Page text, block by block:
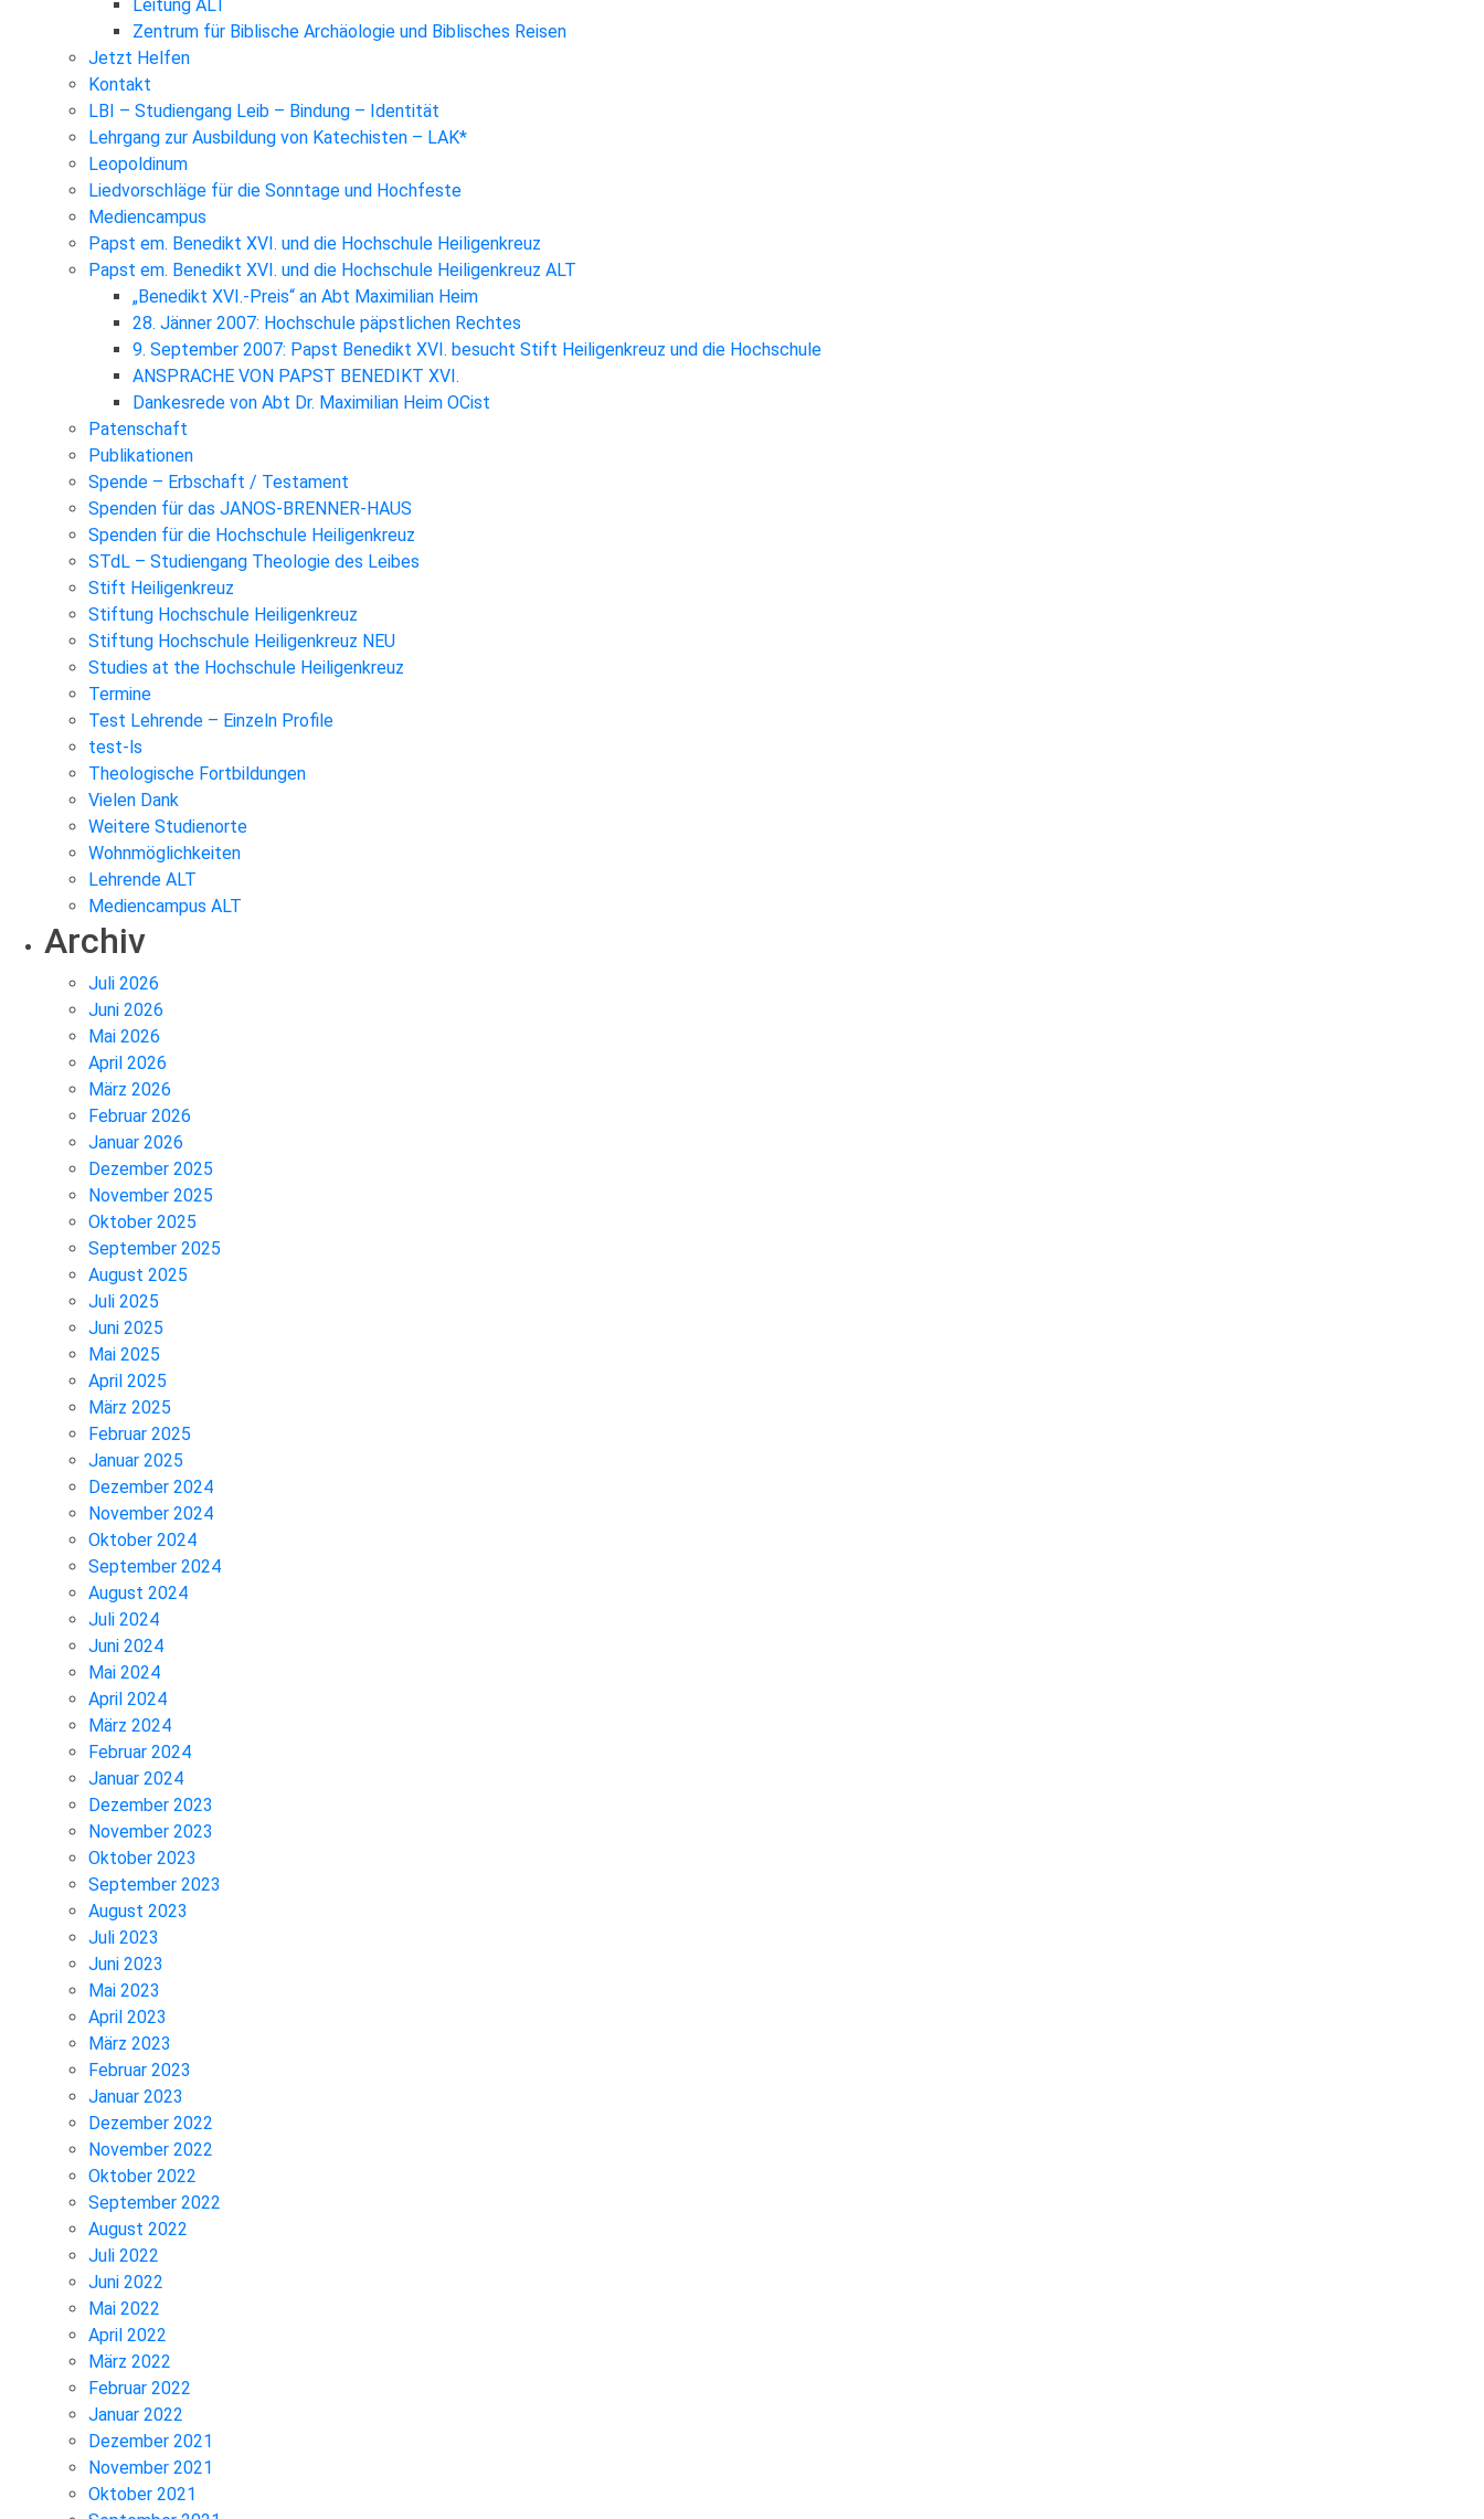
Leitung ALT
Zentrum für Biblische Archäologie und Biblisches Reisen
Jetzt Helfen
Kontakt
LBI – Studiengang Leib – Bindung – Identität
Lehrgang zur Ausbildung von Katechisten – LAK*
Leopoldinum
Liedvorschläge für die Sonntage und Hochfeste
Mediencampus
Papst em. Benedikt XVI. und die Hochschule Heiligenkreuz
Papst em. Benedikt XVI. und die Hochschule Heiligenkreuz ALT
„Benedikt XVI.-Preis“ an Abt Maximilian Heim
28. Jänner 2007: Hochschule päpstlichen Rechtes
9. September 2007: Papst Benedikt XVI. besucht Stift Heiligenkreuz und die Hochschule
ANSPRACHE VON PAPST BENEDIKT XVI.
Dankesrede von Abt Dr. Maximilian Heim OCist
Patenschaft
Publikationen
Spende – Erbschaft / Testament
Spenden für das JANOS-BRENNER-HAUS
Spenden für die Hochschule Heiligenkreuz
STdL – Studiengang Theologie des Leibes
Stift Heiligenkreuz
Stiftung Hochschule Heiligenkreuz
Stiftung Hochschule Heiligenkreuz NEU
Studies at the Hochschule Heiligenkreuz
Termine
Test Lehrende – Einzeln Profile
test-ls
Theologische Fortbildungen
Vielen Dank
Weitere Studienorte
Wohnmöglichkeiten
Lehrende ALT
Mediencampus ALT
Archiv
Juli 2026
Juni 2026
Mai 2026
April 2026
März 2026
Februar 2026
Januar 2026
Dezember 2025
November 2025
Oktober 2025
September 2025
August 2025
Juli 2025
Juni 2025
Mai 2025
April 2025
März 2025
Februar 2025
Januar 2025
Dezember 2024
November 2024
Oktober 2024
September 2024
August 2024
Juli 2024
Juni 2024
Mai 2024
April 2024
März 2024
Februar 2024
Januar 2024
Dezember 2023
November 2023
Oktober 2023
September 2023
August 2023
Juli 2023
Juni 2023
Mai 2023
April 2023
März 2023
Februar 2023
Januar 2023
Dezember 2022
November 2022
Oktober 2022
September 2022
August 2022
Juli 2022
Juni 2022
Mai 2022
April 2022
März 2022
Februar 2022
Januar 2022
Dezember 2021
November 2021
Oktober 2021